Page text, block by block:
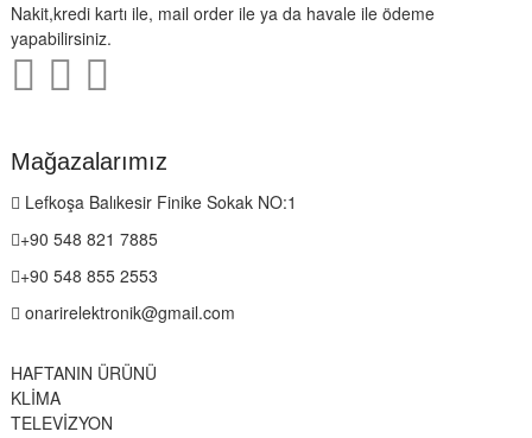
Nakit,kredi kartı ile, mail order ile ya da havale ile ödeme
yapabilirsiniz.
Mağazalarımız
Lefkoşa Balıkesir Finike Sokak NO:1
+90 548 821 7885
+90 548 855 2553
onarirelektronik@gmail.com
HAFTANIN ÜRÜNÜ
KLİMA
TELEVİZYON